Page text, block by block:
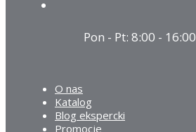
Pon - Pt: 8:00 - 16:00
O nas
Katalog
Blog ekspercki
Promocje